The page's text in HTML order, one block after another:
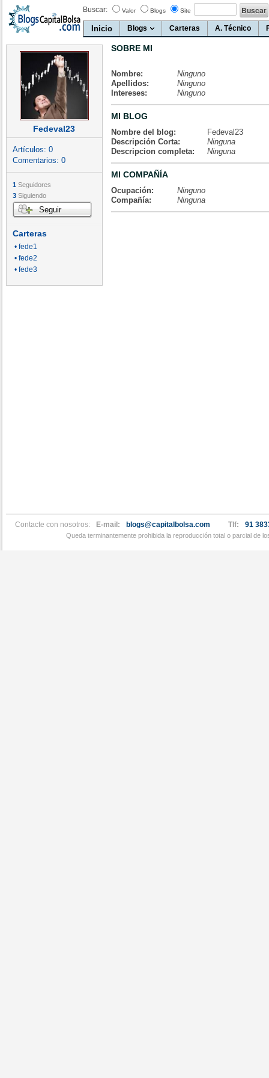
Buscar: Valor Blogs Site
Inicio Blogs Carteras A. Técnico
Fedeval23
Artículos: 0
Comentarios: 0
1 Seguidores
3 Siguiendo
Seguir
Carteras
• fede1
• fede2
• fede3
SOBRE MI
Nombre:
Ninguno
Apellidos:
Ninguno
Intereses:
Ninguno
MI BLOG
Nombre del blog:
Fedeval23
Descripción Corta:
Ninguna
Descripcion completa:
Ninguna
MI COMPAÑÍA
Ocupación:
Ninguno
Compañía:
Ninguna
Contacte con nosotros: E-mail: blogs@capitalbolsa.com Tlf: 91
Queda terminantemente prohibida la reproducción total o parcial de